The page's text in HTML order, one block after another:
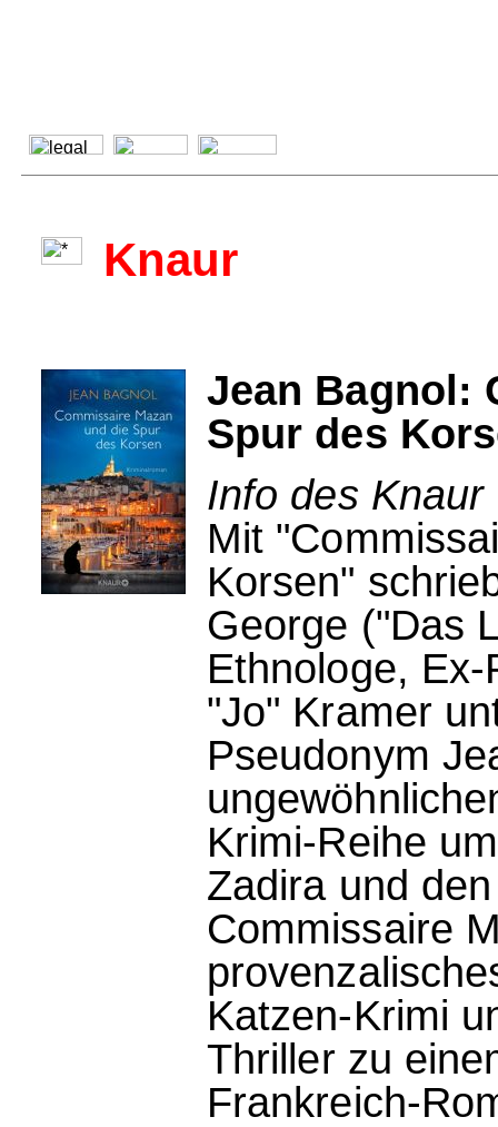
Knaur
Jean Bagnol:
Spur des
Info des Knaur
Mit
Korsen"
George ("Das
Ethnologe,
"Jo" Kramer
Pseudonym
Krimi-Reihe
Zadira und
Commissaire
Katzen-Krimi
Thriller zu
Frankreich-